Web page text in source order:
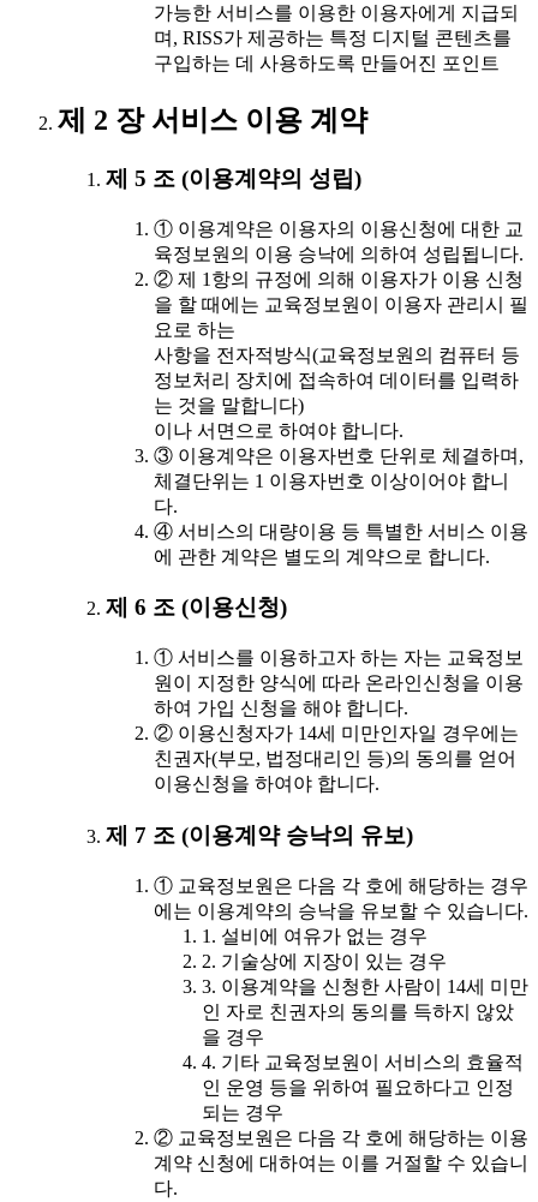
가능한 서비스를 이용한 이용자에게 지급되
며, RISS가 제공하는 특정 디지털 콘텐츠를
구입하는 데 사용하도록 만들어진 포인트
제 2 장 서비스 이용 계약
제 5 조 (이용계약의 성립)
① 이용계약은 이용자의 이용신청에 대한 교
육정보원의 이용 승낙에 의하여 성립됩니다.
② 제 1항의 규정에 의해 이용자가 이용 신청
을 할 때에는 교육정보원이 이용자 관리시 필
요로 하는
사항을 전자적방식(교육정보원의 컴퓨터 등
정보처리 장치에 접속하여 데이터를 입력하
는 것을 말합니다)
이나 서면으로 하여야 합니다.
③ 이용계약은 이용자번호 단위로 체결하며,
체결단위는 1 이용자번호 이상이어야 합니
다.
④ 서비스의 대량이용 등 특별한 서비스 이용
에 관한 계약은 별도의 계약으로 합니다.
제 6 조 (이용신청)
① 서비스를 이용하고자 하는 자는 교육정보
원이 지정한 양식에 따라 온라인신청을 이용
하여 가입 신청을 해야 합니다.
② 이용신청자가 14세 미만인자일 경우에는
친권자(부모, 법정대리인 등)의 동의를 얻어
이용신청을 하여야 합니다.
제 7 조 (이용계약 승낙의 유보)
① 교육정보원은 다음 각 호에 해당하는 경우
에는 이용계약의 승낙을 유보할 수 있습니다.
1. 설비에 여유가 없는 경우
2. 기술상에 지장이 있는 경우
3. 이용계약을 신청한 사람이 14세 미만
인 자로 친권자의 동의를 득하지 않았
을 경우
4. 기타 교육정보원이 서비스의 효율적
인 운영 등을 위하여 필요하다고 인정
되는 경우
② 교육정보원은 다음 각 호에 해당하는 이용
계약 신청에 대하여는 이를 거절할 수 있습니
다.